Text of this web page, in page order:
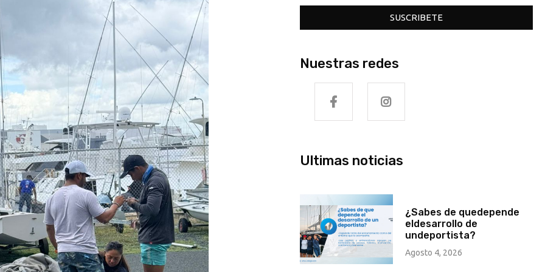
SUSCRIBETE
Nuestras redes
Ultimas noticias
¿Sabes de quedepende
eldesarrollo de
undeportista?
Agosto 4, 2026